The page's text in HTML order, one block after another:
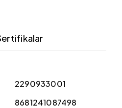
2290933001
8681241087498